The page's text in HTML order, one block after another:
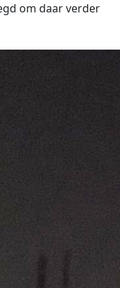
om daar verder